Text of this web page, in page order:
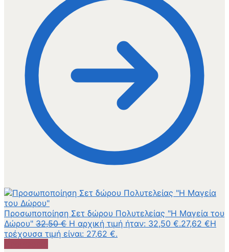
Προσωποποίηση Σετ δώρου Πολυτελείας "Η Μαγεία του
Δώρου" 32,50€ Η αρχική τιμή ήταν: 32,50 €.27,62 €Η
τρέχουσα τιμή είναι: 27,62 €.